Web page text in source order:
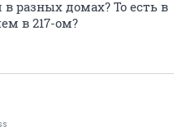
разных домах? То есть в
в 217-ом?